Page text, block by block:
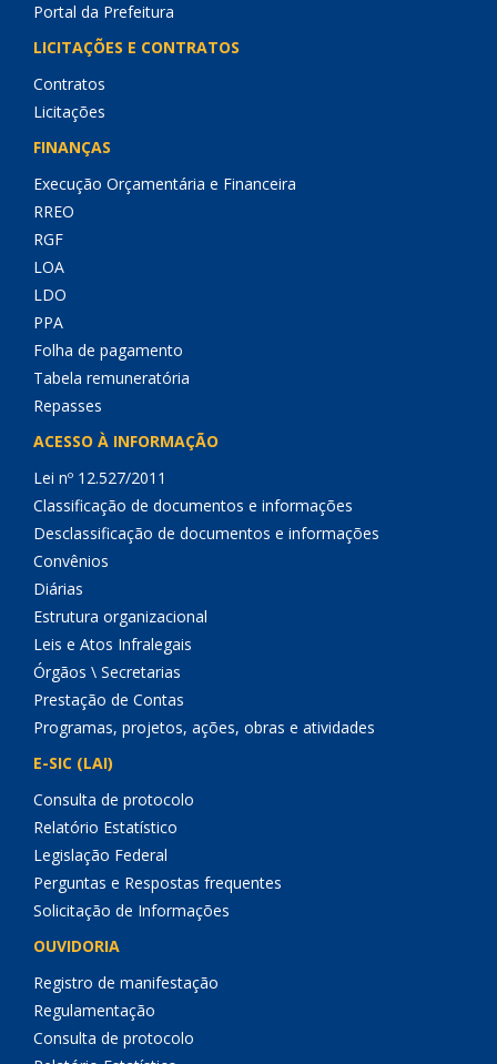
Portal da Prefeitura
LICITAÇÕES E CONTRATOS
Contratos
Licitações
FINANÇAS
Execução Orçamentária e Financeira
RREO
RGF
LOA
LDO
PPA
Folha de pagamento
Tabela remuneratória
Repasses
ACESSO À INFORMAÇÃO
Lei nº 12.527/2011
Classificação de documentos e informações
Desclassificação de documentos e informações
Convênios
Diárias
Estrutura organizacional
Leis e Atos Infralegais
Órgãos \ Secretarias
Prestação de Contas
Programas, projetos, ações, obras e atividades
E-SIC (LAI)
Consulta de protocolo
Relatório Estatístico
Legislação Federal
Perguntas e Respostas frequentes
Solicitação de Informações
OUVIDORIA
Registro de manifestação
Regulamentação
Consulta de protocolo